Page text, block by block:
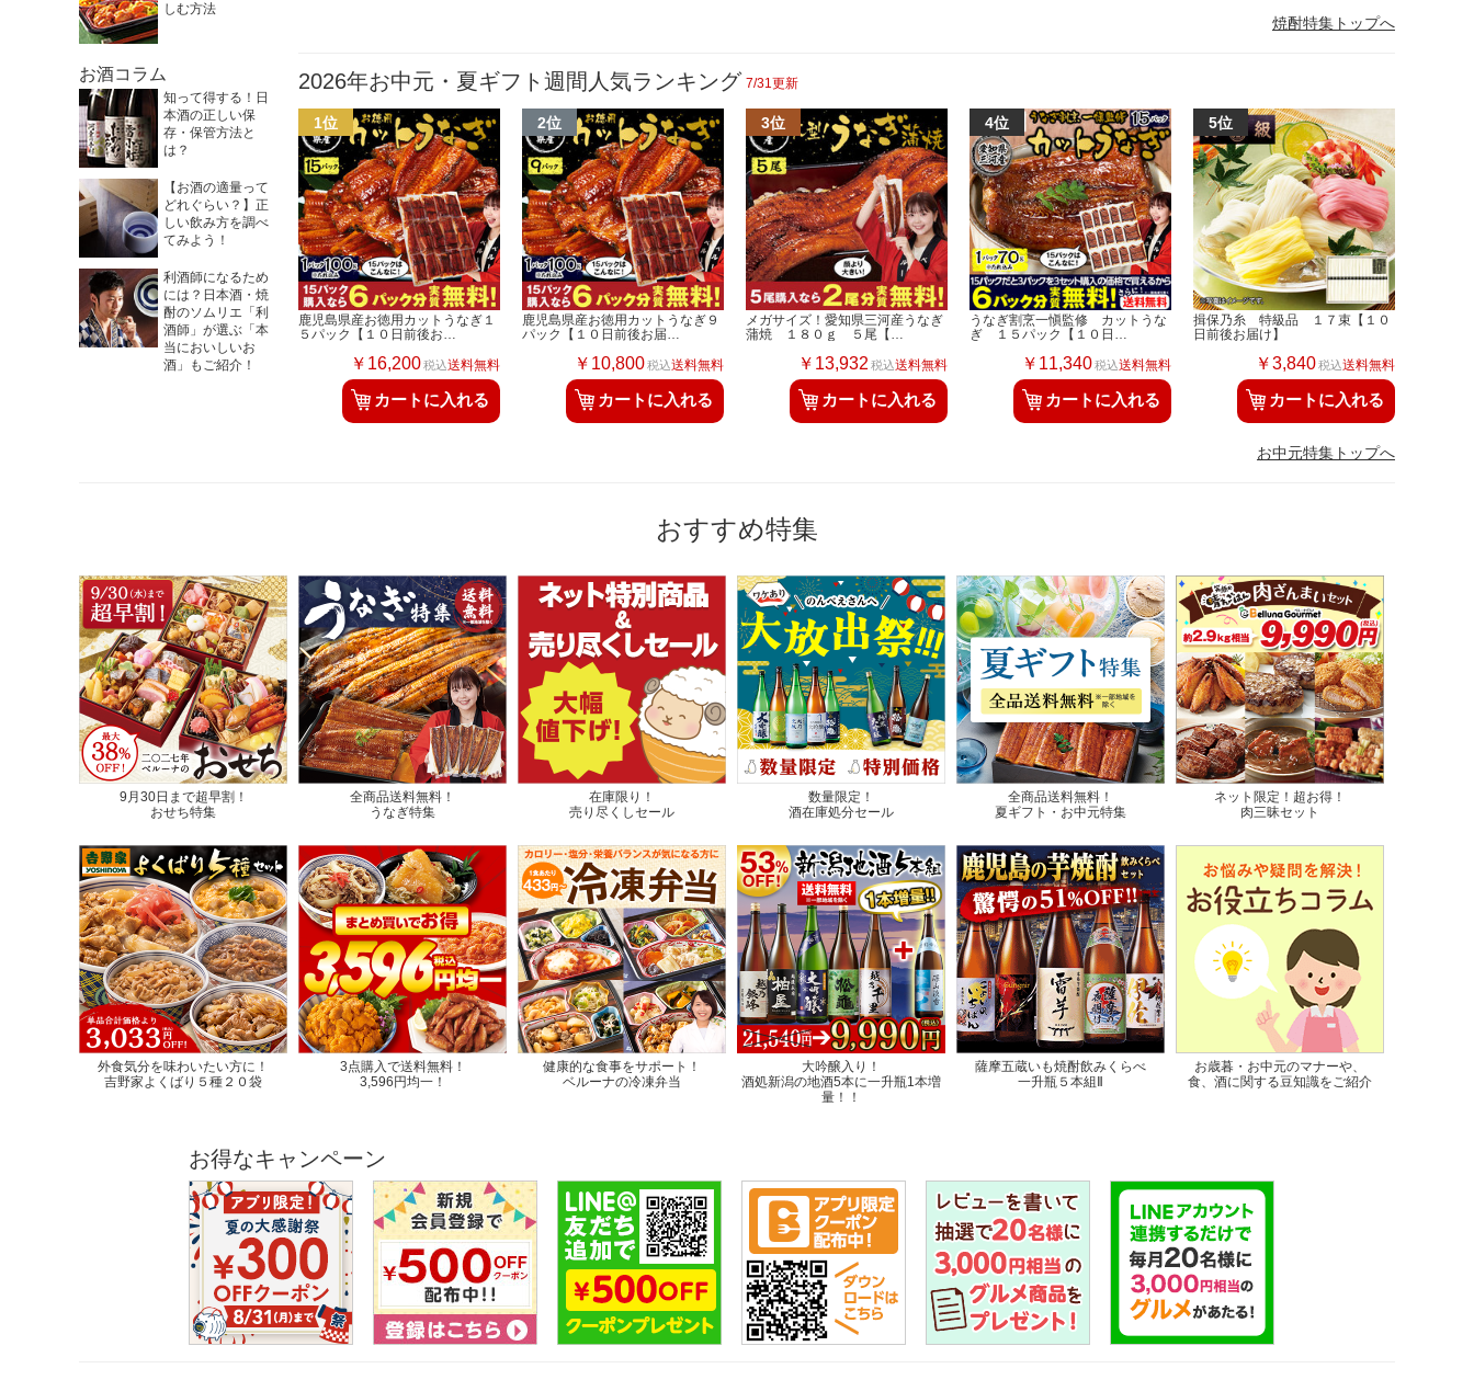
しむ方法
お酒コラム
知って得する！日
本酒の正しい保
存・保管方法と
は？
【お酒の適量って
どれぐらい？】正
しい飲み方を調べ
てみよう！
利酒師になるため
には？日本酒・焼
酎のソムリエ「利
酒師」が選ぶ「本
当においしいお
酒」もご紹介！
焼酎特集トップへ
2026年お中元・夏ギフト週間人気ランキング 7/31更新
鹿児島県産お徳用カットうなぎ１
５パック【１０日前後お…
￥16,200税込送料無料
カートに入れる
鹿児島県産お徳用カットうなぎ９
パック【１０日前後お届…
￥10,800税込送料無料
カートに入れる
メガサイズ！愛知県三河産うなぎ
蒲焼 １８０ｇ ５尾【…
￥13,932 税込送料無料
カートに入れる
うなぎ割烹一愼監修 カットうな
ぎ １５パック【１０日…
￥11,340税込送料無料
カートに入れる
揖保乃糸 特級品 １７束【１０
日前後お届け】
￥3,840 税込送料無料
カートに入れる
お中元特集トップへ
おすすめ特集
9月30日まで超早割！
おせち特集
全商品送料無料！
うなぎ特集
在庫限り！
売り尽くしセール
数量限定！
酒在庫処分セール
全商品送料無料！
夏ギフト・お中元特集
ネット限定！超お得！
肉三昧セット
外食気分を味わいたい方に！
吉野家よくばり５種２０袋
3点購入で送料無料！
3,596円均一！
健康的な食事をサポート！
ベルーナの冷凍弁当
大吟醸入り！
酒処新潟の地酒5本に一升瓶1本増
量！！
薩摩五蔵いも焼酎飲みくらべ
一升瓶５本組Ⅱ
お歳暮・お中元のマナーや、
食、酒に関する豆知識をご紹介
お得なキャンペーン